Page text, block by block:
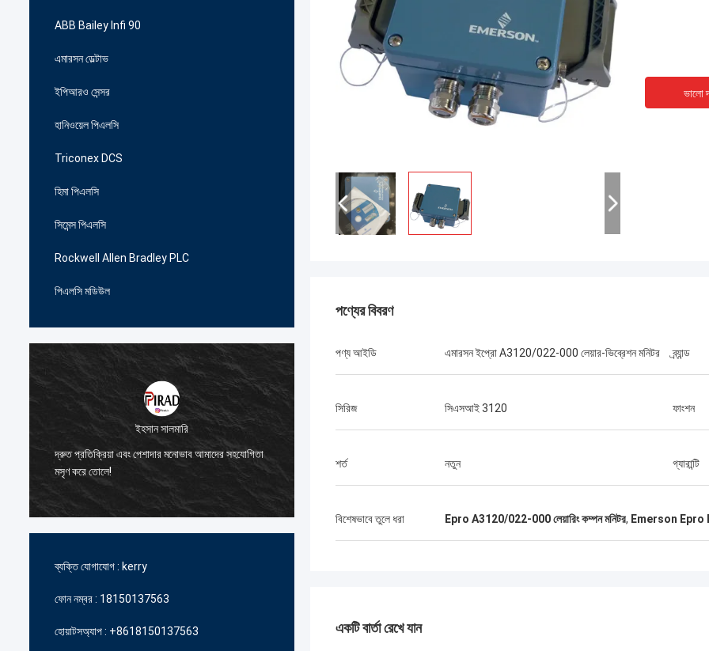
ABB Bailey Infi 90
এমারসন ডেল্টাভ
ইপিআরও সেন্সর
হানিওয়েল পিএলসি
Triconex DCS
হিমা পিএলসি
সিমেন্স পিএলসি
Rockwell Allen Bradley PLC
পিএলসি মডিউল
ইহসান সালমারি
দ্রুত প্রতিক্রিয়া এবং পেশাদার মনোভাব আমাদের সহযোগিতা
মসৃণ করে তোলে!
জন্য আপনার অব্যাহত সহায়তা এবং সমর্থনের জন্য আপনাকে
ব্যক্তি যোগাযোগ : kerry
ফোন নম্বর : 18150137563
হোয়াটসঅ্যাপ : +8618150137563
ভালো
পণ্যের বিবরণ
পণ্য আইডি এমারসন ইপ্রো A3120/022-000 লেয়ার-ভিব্রেশন মনিটর ব্র্যান্ড
সিরিজ সিএসআই 3120 ফাংশন
শর্ত নতুন গ্যারান্টি
বিশেষভাবে তুলে ধরা Epro A3120/022-000 লেয়ারিং কম্পন মনিটর, Emerson
একটি বার্তা রেখে যান